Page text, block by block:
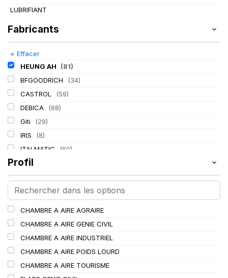
LUBRIFIANT
Fabricants
× Effacer
HEUNG AH
(81)
BFGOODRICH
(34)
CASTROL
(59)
DEBICA
(68)
Giti
(29)
IRIS
(8)
ITALMATIC
(60)
KLEBER
LASSA (174)
LING LONG
(152)
Profil
CHAMBRE A AIRE AGRAIRE
CHAMBRE A AIRE GENIE CIVIL
CHAMBRE A AIRE INDUSTRIEL
CHAMBRE A AIRE POIDS LOURD
CHAMBRE A AIRE TOURISME